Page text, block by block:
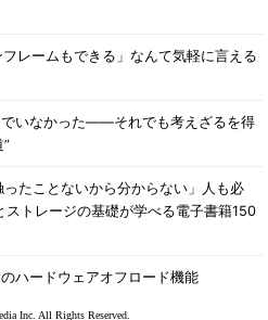
レームもできる」なんて気軽に言える
でいなかった――それでも考えざるを得
ったことないから分からない」人も必
トレージの基礎が学べる電子書籍150
ハードウェアオフロード機能
Inc. All Rights Reserved.